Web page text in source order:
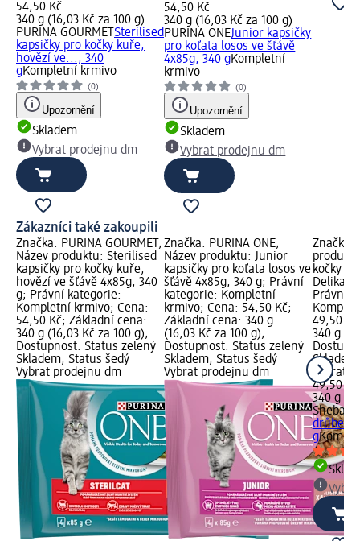
54,50 Kč
340 g (16,03 Kč za 100 g)
PURINA GOURMET Sterilised
kapsičky pro kočky kuře,
hovězí ve..., 340
gKompletní krmivo
(0)
Upozornění
Skladem
Vybrat prodejnu dm
54,50 Kč
340 g (16,03 Kč za 100 g)
PURINA ONEJunior kapsičky
pro koťata losos ve šťávě
4x85g, 340 gKompletní
krmivo
(0)
Upozornění
Skladem
Vybrat prodejnu dm
Zákazníci také zakoupili
Značka: PURINA GOURMET;
Název produktu: Sterilised
kapsičky pro kočky kuře,
hovězí ve šťávě 4x85g, 340
g; Právní kategorie:
Kompletní krmivo; Cena:
54,50 Kč; Základní cena:
340 g (16,03 Kč za 100 g);
Dostupnost: Status zelený
Skladem, Status šedý
Vybrat prodejnu dm
Značka: PURINA ONE;
Název produktu: Junior
kapsičky pro koťata losos ve
šťávě 4x85g, 340 g; Právní
kategorie: Kompletní
krmivo; Cena: 54,50 Kč;
Základní cena: 340 g
(16,03 Kč za 100 g);
Dostupnost: Status zelený
Skladem, Status šedý
Vybrat prodejnu dm
Značka:
kočky
Právní
49,50
340 g
Vybrat
49,50 Kč
340 g
Sheba
drůbeží
g